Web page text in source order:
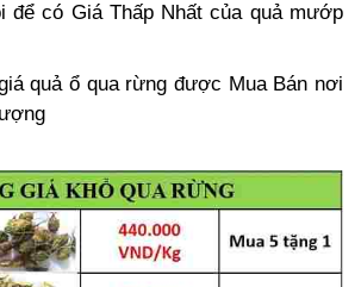
để có Giá Thấp Nhất của quả mướp
quả ổ qua rừng được Mua Bán nơi